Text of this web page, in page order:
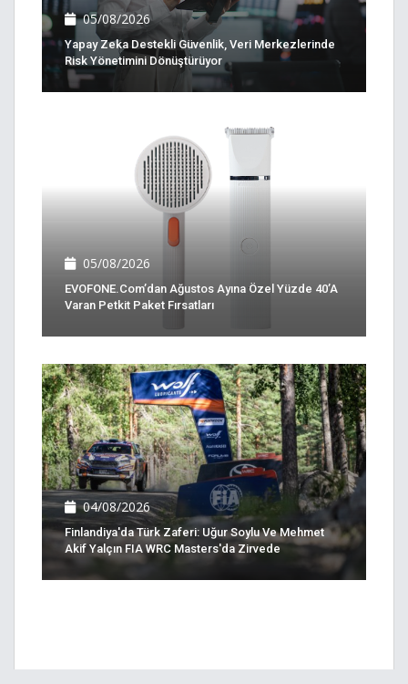
05/08/2026
Yapay Zeka Destekli Güvenlik, Veri Merkezlerinde
Risk Yönetimini Dönüştürüyor
05/08/2026
EVOFONE.com’dan Ağustos Ayına Özel Yüzde 40’a
Varan Petkit Paket Fırsatları
04/08/2026
Finlandiya'da Türk Zaferi: Uğur Soylu Ve Mehmet
Akif Yalçın FIA WRC Masters'da Zirvede